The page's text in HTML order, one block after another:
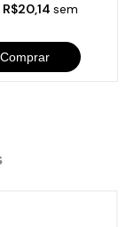
R$20,14 sem
Comprar